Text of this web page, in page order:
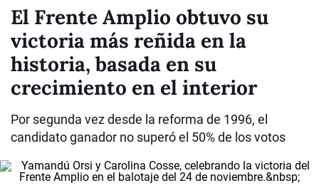
El Frente Amplio obtuvo su
victoria más reñida en la
historia, basada en su
crecimiento en el interior
Por segunda vez desde la reforma de 1996, el
candidato ganador no superó el 50% de los votos